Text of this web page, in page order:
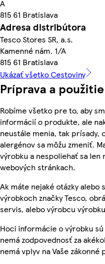
A
815 61 Bratislava
Adresa distribútora
Tesco Stores SR, a.s.
Kamenné nám. 1/A
815 61 Bratislava
Ukázať všetko Cestoviny
Príprava a použitie
Robíme všetko pre to, aby
informácií o produkte, ale
neustále menia, tak prísady,
alergénov sa môžu zmeniť.
výrobku a nespoliehať sa
webových stránkach.
Ak máte nejaké otázky
výrobkoch značky Tesco,
servis, alebo výrobcu
Hoci informácie o výrobku
nemá zodpovednosť za
nemá vplyv na Vaše zákonné